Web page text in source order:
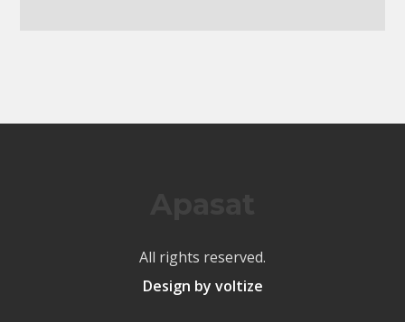
All rights reserved.
Design by voltize